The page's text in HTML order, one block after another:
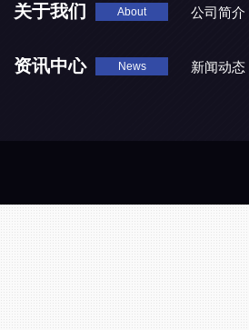
关于我们 About 公司简介
资讯中心 News 新闻动态